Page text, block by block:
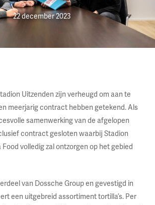
22 december 2023
Uitzenden zijn verheugd om aan te
meerjarig contract hebben getekend. Als
samenwerking van de afgelopen
contract gesloten waarbij Stadion
volledig zal ontzorgen op het gebied
van Dossche Group en gevestigd in
een uitgebreid assortiment tortilla’s. Per